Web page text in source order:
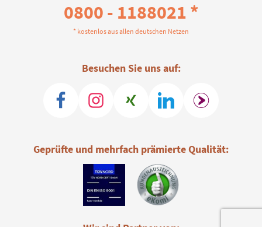
0800 - 1188021 *
* kostenlos aus allen deutschen Netzen
Besuchen Sie uns auf:
Geprüfte und mehrfach prämierte Qualität: